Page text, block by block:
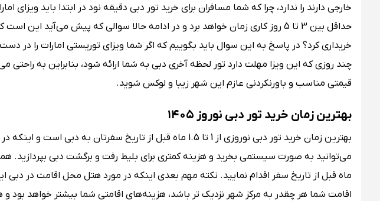
خارجی دارند را ندارد، چرا که شما مسافران برای خرید تور دبی دقیقه نود در ابتدا باید
حداقل بین 3 تا 5 روز کاری زمان خواهد برد و در ادامه حالا سوالی که پیش می‌آید
خریداری کرد؟ در پاسخ به این سوال باید بگوییم که اگر شما ویزای توریستی امارات را
چند روزی که این ویزا مهلت دارد تور لحظه آخری دبی به شما ارائه شود، بنابراین به راحتی
قیمتی مناسب و باورنکردنی عازم این شهر زیبا و لوکس شوید.
بهترین زمان خرید تور دبی نوروز ۱۴۰۵
بهترین زمان خرید تور دبی نوروزی از 1 تا 1.5 ماه قبل از تاریخ سفرتان
می‌توانید به صورت سیستمی بخرید و هزینه کمتری برای بلیط رفت و برگشت دبی بپردازید.
ماه قبل از تاریخ سفر اقدام نمایید. نکته مهم بعدی اینکه در مورد هتل محل اقامت در دبی
اقامت شما هر چقدر به مرکز شهر نزدیک ‌تر باشد، هزینه‌های اقامتی شما بیشتر خواهد بود